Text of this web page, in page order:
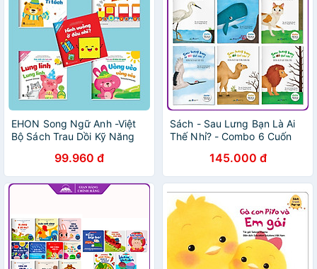
EHON Song Ngữ Anh -Việt
Bộ Sách Trau Dồi Kỹ Năng
Cho Bé (5 Cuốn)
99.960 đ
Sách - Sau Lưng Bạn Là Ai
Thế Nhỉ? - Combo 6 Cuốn
145.000 đ